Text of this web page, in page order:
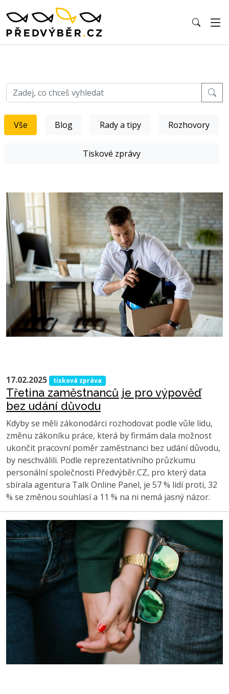
Vše Blog Rady a tipy Rozhovory
Tiskové zprávy
17.02.2025 tisková zpráva
Třetina zaměstnanců je pro výpověď
bez udání důvodu
Kdyby se měli zákonodárci rozhodovat podle vůle lidu,
změnu zákoníku práce, která by firmám dala možnost
ukončit pracovní poměr zaměstnanci bez udání důvodu,
by neschválili. Podle reprezentativního průzkumu
personální společnosti Předvýběr.CZ, pro který data
sbírala agentura Talk Online Panel, je 57 % lidí proti, 32
% se změnou souhlasí a 11 % na ni nemá jasný názor.